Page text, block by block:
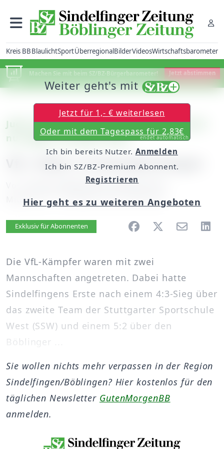
Kreis BBBlaulichtSportÜberregionalBilderVideosWirtschaftsbarometer
Machen Sie mit beim SZ/BZ-Bürgerbarometer! Jetzt abstimmen
Judo: Der Sindelfinger Nachwuchs verliert
nur gegen Stuttgart-West
VfL: Silber in Schwieberdingen
unserem Mitarbeiter Wilfried Vilz
Mittwoch, 17. Oktober 2012, 00:00 Uhr
Artikel vorlesen
Exklusiv für Abonnenten
Die VfL-Kämpfer waren mit zwei
Mannschaften angetreten. Dabei hatte
Sindelfingens Erste nach einem 4:3-Sieg über
das zweite Team der Stuttgarter Sportschule
West (SSW) und einem 5:2 über den
Böblinger ...
Weiter geht's mit
Jetzt für 1,- € weiterlesen
Oder mit dem Tagespass für 2,83€
endet automatisch
Ich bin bereits Nutzer. Anmelden
Ich bin SZ/BZ-Premium Abonnent.
Registrieren
Hier geht es zu weiteren Angeboten
Sie wollen nichts mehr verpassen in der Region
Sindelfingen/Böblingen? Hier kostenlos für den
täglichen Newsletter GutenMorgenBB
anmelden.